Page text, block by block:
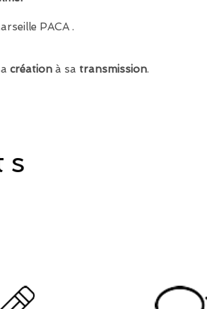
PACA .
créationà sa transmission.